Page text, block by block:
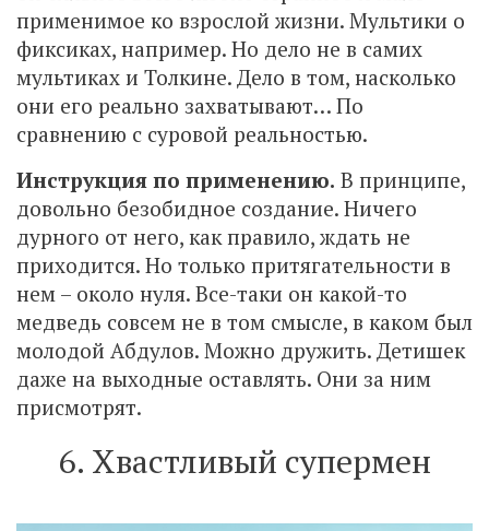
применимое ко взрослой жизни. Мультики о
фиксиках, например. Но дело не в самих
мультиках и Толкине. Дело в том, насколько
они его реально захватывают… По
сравнению с суровой реальностью.
Инструкция по применению. В принципе,
довольно безобидное создание. Ничего
дурного от него, как правило, ждать не
приходится. Но только притягательности в
нем – около нуля. Все-таки он какой-то
медведь совсем не в том смысле, в каком был
молодой Абдулов. Можно дружить. Детишек
даже на выходные оставлять. Они за ним
присмотрят.
6. Хвастливый супермен